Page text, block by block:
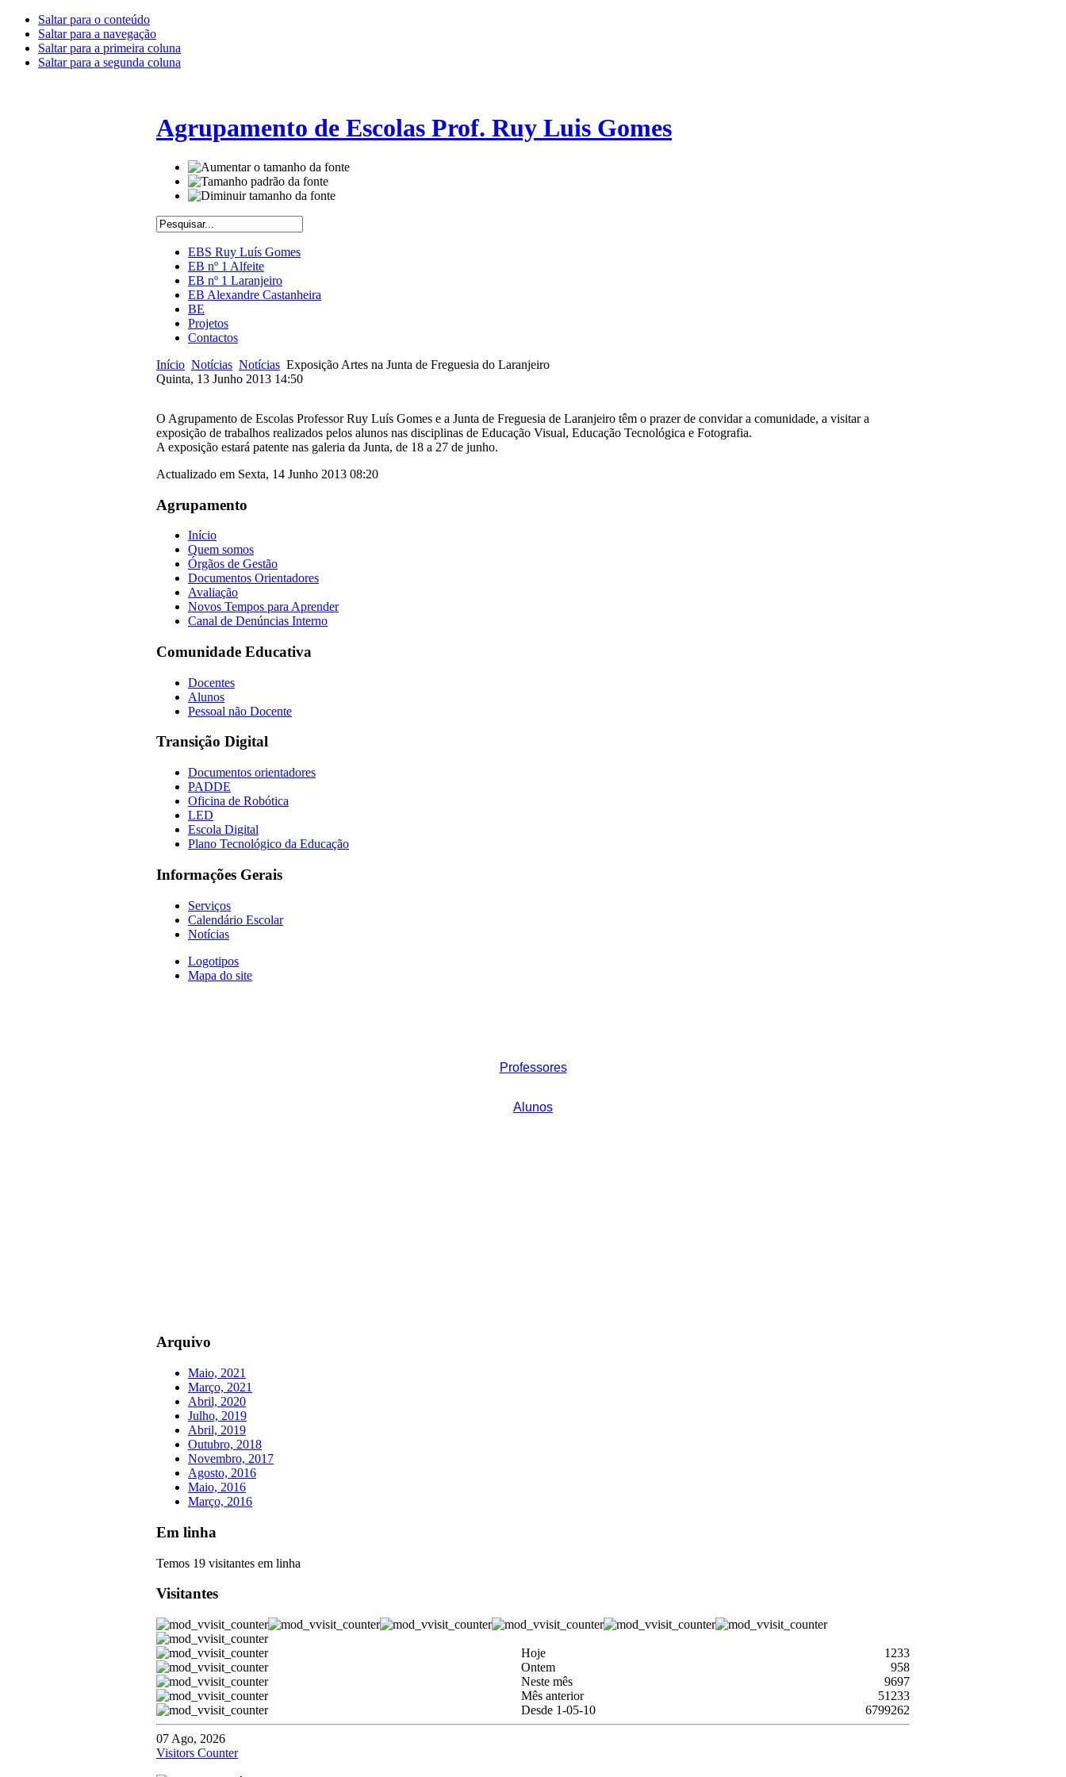
Saltar para o conteúdo
Saltar para a navegação
Saltar para a primeira coluna
Saltar para a segunda coluna
Agrupamento de Escolas Prof. Ruy Luis Gomes
EBS Ruy Luís Gomes
EB nº 1 Alfeite
EB nº 1 Laranjeiro
EB Alexandre Castanheira
BE
Projetos
Contactos
Início Notícias Notícias Exposição Artes na Junta de Freguesia do Laranjeiro
Quinta, 13 Junho 2013 14:50
O Agrupamento de Escolas Professor Ruy Luís Gomes e a Junta de Freguesia de Laranjeiro têm o prazer de convidar a comunidade, a visitar a
exposição de trabalhos realizados pelos alunos nas disciplinas de Educação Visual, Educação Tecnológica e Fotografia.
A exposição estará patente nas galeria da Junta, de 18 a 27 de junho.
Actualizado em Sexta, 14 Junho 2013 08:20
Agrupamento
Início
Quem somos
Órgãos de Gestão
Documentos Orientadores
Avaliação
Novos Tempos para Aprender
Canal de Denúncias Interno
Comunidade Educativa
Docentes
Alunos
Pessoal não Docente
Transição Digital
Documentos orientadores
PADDE
Oficina de Robótica
LED
Escola Digital
Plano Tecnológico da Educação
Informações Gerais
Serviços
Calendário Escolar
Notícias
Logotipos
Mapa do site
Professores
Alunos
Arquivo
Maio, 2021
Março, 2021
Abril, 2020
Julho, 2019
Abril, 2019
Outubro, 2018
Novembro, 2017
Agosto, 2016
Maio, 2016
Março, 2016
Em linha
Temos 19 visitantes em linha
Visitantes
Hoje
1233
Ontem
958
Neste mês
9697
Mês anterior
51233
Desde 1-05-10
6799262
07 Ago, 2026
Visitors Counter